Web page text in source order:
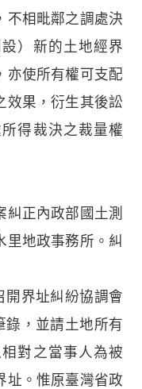
不相毗鄰之調處決
）新的土地經界
亦使所有權可支配
效果，衍生其後訟
得裁決之裁量權
糾正內政部國土測
里地政事務所。糾
開界址糾紛協調會
錄，並請土地所有
對之當事人為被
址。惟原臺灣省政